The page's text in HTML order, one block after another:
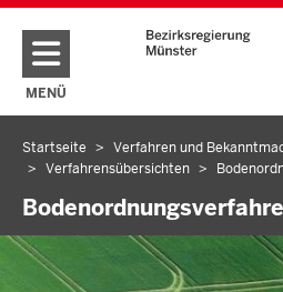
Direkt
MENÜ
NAVIGATION AKTIVIEREN/
Sie
befinden
sich
hier
Startseite
Verfahren und
Verfahrensübersichten